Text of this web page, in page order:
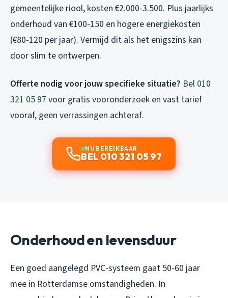
gemeentelijke riool, kosten €2.000-3.500. Plus jaarlijks
onderhoud van €100-150 en hogere energiekosten
(€80-120 per jaar). Vermijd dit als het enigszins kan
door slim te ontwerpen.
Offerte nodig voor jouw specifieke situatie? Bel 010
321 05 97 voor gratis vooronderzoek en vast tarief
vooraf, geen verrassingen achteraf.
NU BEREIKBAAR
BEL 010 321 05 97
Onderhoud en levensduur
Een goed aangelegd PVC-systeem gaat 50-60 jaar
mee in Rotterdamse omstandigheden. In